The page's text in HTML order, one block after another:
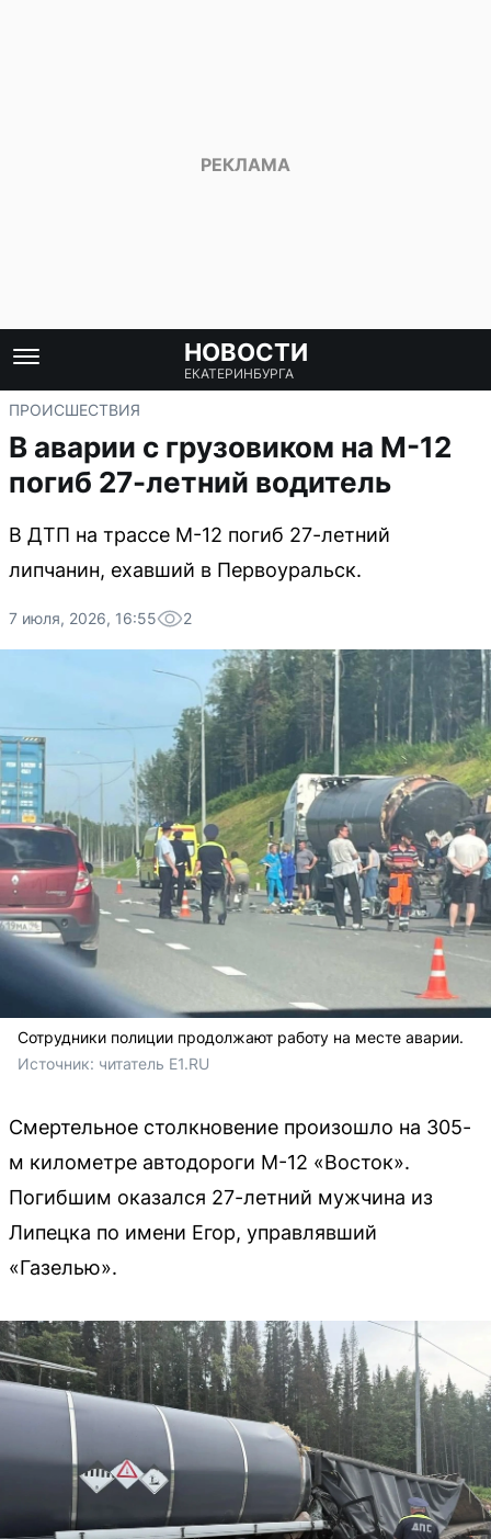
НОВОСТИ
ЕКАТЕРИНБУРГА
ПРОИСШЕСТВИЯ
В аварии с грузовиком на М-12
погиб 27-летний водитель
В ДТП на трассе М-12 погиб 27-летний
липчанин, ехавший в Первоуральск.
7 июля, 2026, 16:55 2
Сотрудники полиции продолжают работу на месте аварии.
Источник: читатель E1.RU
Смертельное столкновение произошло на 305-
м километре автодороги М-12 «Восток».
Погибшим оказался 27-летний мужчина из
Липецка по имени Егор, управлявший
«Газелью».